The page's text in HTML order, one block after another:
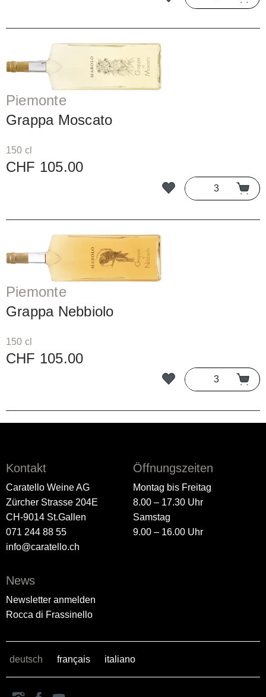
Piemonte
Grappa Moscato
150 cl
CHF 105.00
Piemonte
Grappa Nebbiolo
150 cl
CHF 105.00
Kontakt
Caratello Weine AG
Zürcher Strasse 204E
CH-9014 St.Gallen
071 244 88 55
info@caratello.ch
Öffnungszeiten
Montag bis Freitag
8.00 – 17.30 Uhr
Samstag
9.00 – 16.00 Uhr
News
Newsletter anmelden
Rocca di Frassinello
deutsch français italiano